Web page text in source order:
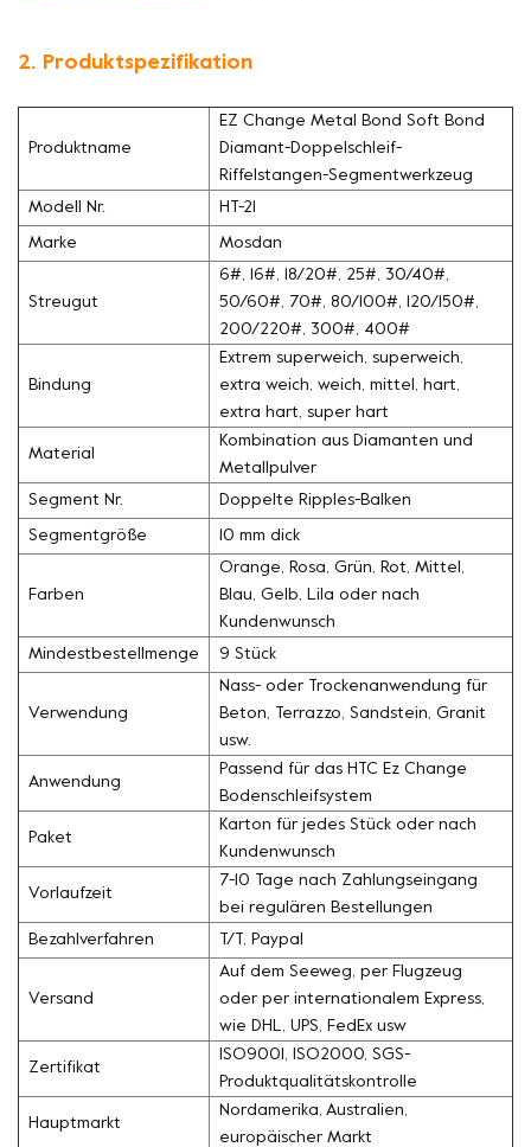
2. Produktspezifikation
Produktname
EZ Change Metal Bond Soft Bond
Diamant-Doppelschleif-
Riffelstangen-Segmentwerkzeug
Modell Nr. HT-21
Marke Mosdan
Streugut
6#, 16#, 18/20#, 25#, 30/40#,
50/60#, 70#, 80/100#, 120/150#,
200/220#, 300#, 400#
Bindung
Extrem superweich, superweich,
extra weich, weich, mittel, hart,
extra hart, super hart
Material
Kombination aus Diamanten und
Metallpulver
Segment Nr. Doppelte Ripples-Balken
Segmentgröße 10 mm dick
Farben
Orange, Rosa, Grün, Rot, Mittel,
Blau, Gelb, Lila oder nach
Kundenwunsch
Mindestbestellmenge 9 Stück
Verwendung
Nass- oder Trockenanwendung für
Beton, Terrazzo, Sandstein, Granit
usw.
Anwendung
Passend für das HTC Ez Change
Bodenschleifsystem
Paket
Karton für jedes Stück oder nach
Kundenwunsch
Vorlaufzeit
7-10 Tage nach Zahlungseingang
bei regulären Bestellungen
Bezahlverfahren T/T, Paypal
Versand
Auf dem Seeweg, per Flugzeug
oder per internationalem Express,
wie DHL, UPS, FedEx usw
Zertifikat
ISO9001, ISO2000, SGS-
Produktqualitätskontrolle
Hauptmarkt
Nordamerika, Australien,
europäischer Markt